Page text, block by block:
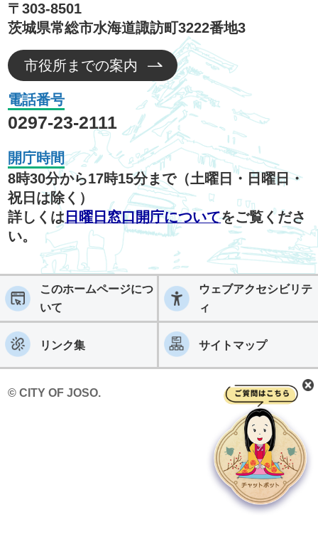
〒303-8501
茨城県常総市水海道諏訪町3222番地3
市役所までの案内
電話番号
0297-23-2111
開庁時間
8時30分から17時15分まで（土曜日・日曜日・
祝日は除く）
詳しくは 日曜日窓口開庁についてをご覧くださ
い。
このホームページにつ
いて
ウェブアクセシビリテ
ィ
リンク集 サイトマップ
© CITY OF JOSO.